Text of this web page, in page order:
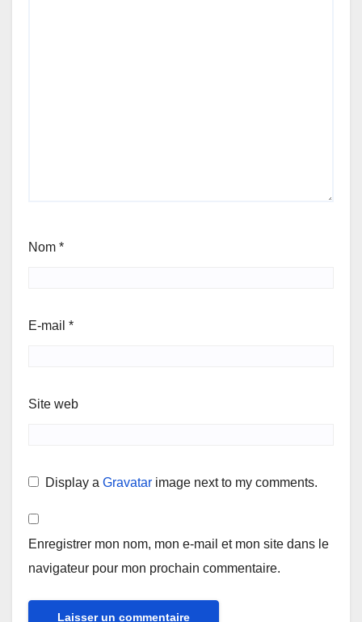
Nom *
E-mail *
Site web
Display aGravatar image next to my comments.
Enregistrer mon nom, mon e-mail et mon site dans le
navigateur pour mon prochain commentaire.